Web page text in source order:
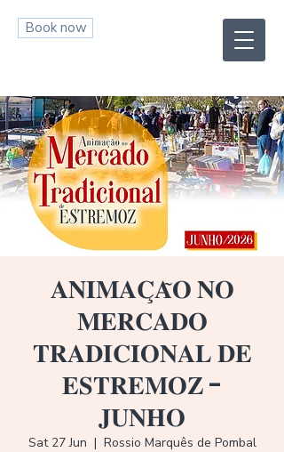
Book now
𝐀𝐍𝐈𝐌𝐀𝐂̧𝐀̃𝐎 𝐍𝐎
𝐌𝐄𝐑𝐂𝐀𝐃𝐎
𝐓𝐑𝐀𝐃𝐈𝐂𝐈𝐎𝐍𝐀𝐋 𝐃𝐄
𝐄𝐒𝐓𝐑𝐄𝐌𝐎𝐙 -
𝐉𝐔𝐍𝐇𝐎
Sat 27 Jun
  |
Rossio Marquês de Pombal